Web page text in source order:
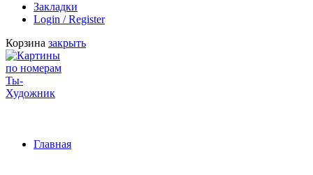
Закладки
Login / Register
Корзина закрыть
Главная